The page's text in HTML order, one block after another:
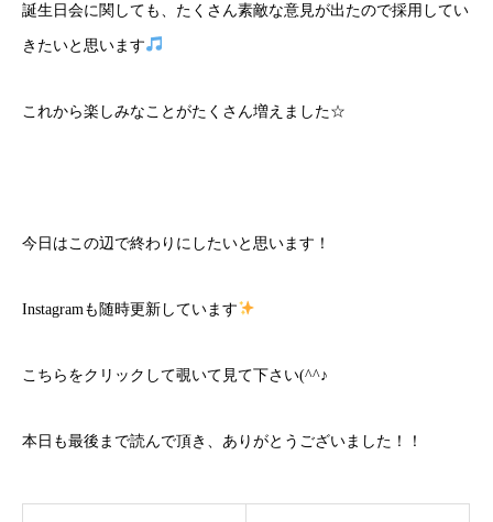
誕生日会に関しても、たくさん素敵な意見が出たので採用してい
きたいと思います
これから楽しみなことがたくさん増えました☆
今日はこの辺で終わりにしたいと思います！
Instagramも随時更新しています
こちら をクリックして覗いて見て下さい(^^♪
本日も最後まで読んで頂き、ありがとうございました！！